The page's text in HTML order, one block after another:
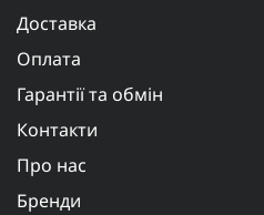
Доставка
Оплата
Гарантії та обмін
Контакти
Про нас
Бренди